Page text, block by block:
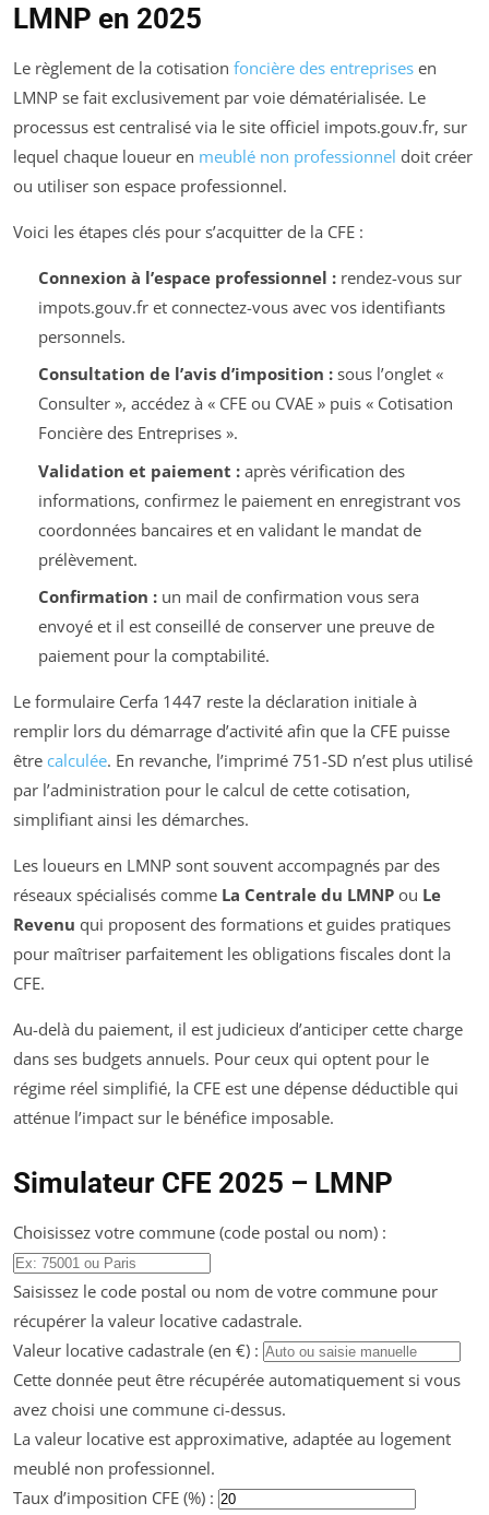
LMNP en 2025
Le règlement de la cotisation foncière des entreprises en
LMNP se fait exclusivement par voie dématérialisée. Le
processus est centralisé via le site officiel impots.gouv.fr, sur
lequel chaque loueur en meublé non professionnel doit créer
ou utiliser son espace professionnel.
Voici les étapes clés pour s’acquitter de la CFE :
Connexion à l’espace professionnel :rendez-vous sur
impots.gouv.fr et connectez-vous avec vos identifiants
personnels.
Consultation de l’avis d’imposition :sous l’onglet «
Consulter », accédez à « CFE ou CVAE » puis « Cotisation
Foncière des Entreprises ».
Validation et paiement :après vérification des
informations, confirmez le paiement en enregistrant vos
coordonnées bancaires et en validant le mandat de
prélèvement.
Confirmation :un mail de confirmation vous sera
envoyé et il est conseillé de conserver une preuve de
paiement pour la comptabilité.
Le formulaire Cerfa 1447 reste la déclaration initiale à
remplir lors du démarrage d’activité afin que la CFE puisse
être calculée. En revanche, l’imprimé 751-SD n’est plus utilisé
par l’administration pour le calcul de cette cotisation,
simplifiant ainsi les démarches.
Les loueurs en LMNP sont souvent accompagnés par des
réseaux spécialisés comme La Centrale du LMNP ou Le
Revenu qui proposent des formations et guides pratiques
pour maîtriser parfaitement les obligations fiscales dont la
CFE.
Au-delà du paiement, il est judicieux d’anticiper cette charge
dans ses budgets annuels. Pour ceux qui optent pour le
régime réel simplifié, la CFE est une dépense déductible qui
atténue l’impact sur le bénéfice imposable.
Simulateur CFE 2025 – LMNP
Choisissez votre commune (code postal ou nom) :
Saisissez le code postal ou nom de votre commune pour
récupérer la valeur locative cadastrale.
Valeur locative cadastrale (en €) :
Cette donnée peut être récupérée automatiquement si vous
avez choisi une commune ci-dessus.
La valeur locative est approximative, adaptée au logement
meublé non professionnel.
Taux d’imposition CFE (%) :